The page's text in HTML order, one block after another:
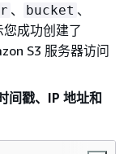
、 bucket 、
成功创建了
S3 服务器访问
间戳、IP 地址和